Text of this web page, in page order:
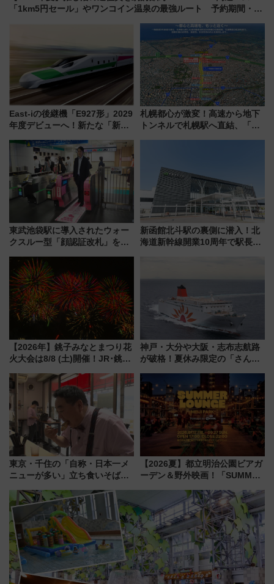
「1km5円セール」やワンコイン温泉の最強ルート 予約期間・対
East-iの後継機「E927形」2029
年度デビューへ！新たな「新幹
説【JR東日本】
札幌都心が激変！高速から地下
トンネルで札幌駅へ直結、「創
東武池袋駅に導入されたウォー
クスルー型「顔認証改札」を見
新函館北斗駅の裏側に潜入！北
海道新幹線開業10周年で駅長
【2026年】銚子みなとまつり花
火大会は8/8 (土)開催！JR･銚子
報、利根川に咲く8,000発の大迫
力＆屋台を満喫
神戸・大分や大阪・志布志航路
が破格！夏休み限定の「さんふ
ート 夕朝食ビュッフェ付きで
快適な船旅はいかが？
東京・千住の「自称・日本一メ
ニューが多い」立ち食いそば屋
地のふらっと立ち食いそば』
7/27夜10時～放送
【2026夏】都立明治公園ビアガ
ーデン＆野外映画！「SUMMER
ケジュール 夜風とビール、映画
を満喫！